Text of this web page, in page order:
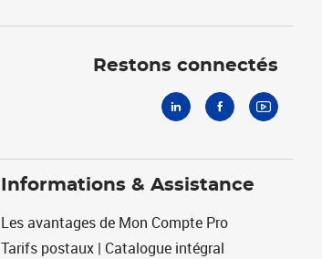
Restons connectés
Informations & Assistance
Les avantages de Mon Compte Pro
Tarifs postaux | Catalogue intégral